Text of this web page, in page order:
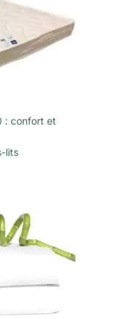
: confort et
lits